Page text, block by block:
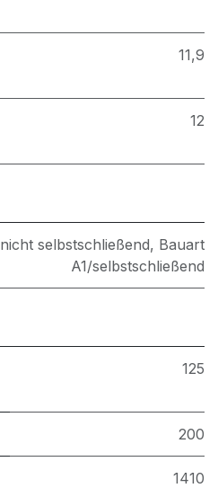
11,9
12
nicht selbstschließend, Bauart
A1/selbstschließend
125
200
1410